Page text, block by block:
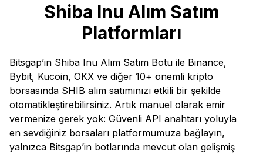
Shiba Inu Alım Satım
Platformları
Bitsgap’in Shiba Inu Alım Satım Botu ile Binance,
Bybit, Kucoin, OKX ve diğer 10+ önemli kripto
borsasında SHIB alım satımınızı etkili bir şekilde
otomatikleştirebilirsiniz. Artık manuel olarak emir
vermenize gerek yok: Güvenli API anahtarı yoluyla
en sevdiğiniz borsaları platformumuza bağlayın,
yalnızca Bitsgap’in botlarında mevcut olan gelişmiş